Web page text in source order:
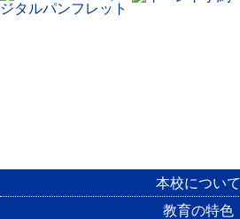
本校について
教育の特色